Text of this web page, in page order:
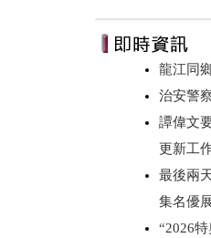
龍江同
治安警
譚偉文
更新工
最後兩
集名優
“2026